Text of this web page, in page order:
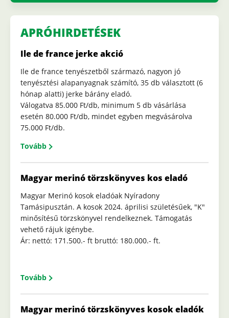
APRÓHIRDETÉSEK
Ile de france jerke akció
Ile de france tenyészetből származó, nagyon jó
tenyésztési alapanyagnak számító, 35 db választott (6
hónap alatti) jerke bárány eladó.
Válogatva 85.000 Ft/db, minimum 5 db vásárlása
esetén 80.000 Ft/db, mindet egyben megvásárolva
75.000 Ft/db.
Tovább
Magyar merinó törzskönyves kos eladó
Magyar Merinó kosok eladóak Nyíradony
Tamásipusztán. A kosok 2024. áprilisi születésűek, "K"
minősítésű törzskönyvel rendelkeznek. Támogatás
vehető rájuk igénybe.
Ár: nettó: 171.500.- ft bruttó: 180.000.- ft.
Tovább
Magyar merinó törzskönyves kosok eladók